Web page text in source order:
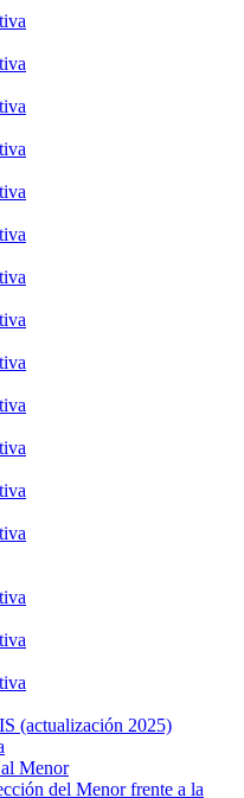
(actualización 2025)
Menor
del Menor frente a la